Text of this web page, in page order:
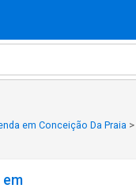
em Conceição Da Praia >